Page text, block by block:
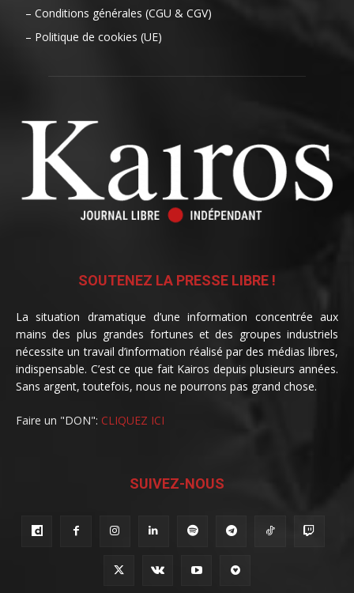
– Conditions générales (CGU & CGV)
– Politique de cookies (UE)
SOUTENEZ LA PRESSE LIBRE !
La situation dramatique d’une information concentrée aux
mains des plus grandes fortunes et des groupes industriels
nécessite un travail d’information réalisé par des médias libres,
indispensable. C’est ce que fait Kairos depuis plusieurs années.
Sans argent, toutefois, nous ne pourrons pas grand chose.
Faire un "DON": CLIQUEZ ICI
SUIVEZ-NOUS